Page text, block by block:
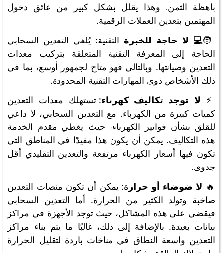
باهظة الثمن. وهذا يقلل بشكل كبير من عائق دخول
المهتمين بتعدين العملات الرقمية.
🧑‍💻 لا حاجة للخبرةالتقنية: يُلغي التعدين السحابي
الحاجة إلى المعرفة التقنية المتعلقة بتركيب معدات
التعدين وصيانتها. وبالتالي فهو متاح لجمهور أوسع، بما في
ذلك الأشخاص ذوي المهارات التقنية المحدودة.
⚡ لا توجد تكاليف كهرباء: تستهلك معدات التعدين
كميات كبيرة من الكهرباء. مع التعدين السحابي، لا داعي
للقلق بشأن فواتير الكهرباء، حيث يغطي مقدم الخدمة
هذه التكاليف. يمكن أن يكون هذا مفيدًا في المناطق التي
تكون فيها أسعار الكهرباء مرتفعة والتعدين التقليدي أقل
جدوى.
🔥 لا ضوضاء أو حرارة: يمكن أن تكون منصات التعدين
صاخبة وتولد الكثير من الحرارة. أما التعدين السحابي
فيقضي على هذه المشاكل، حيث توجد الأجهزة في مراكز
بيانات بعيدة. بالإضافة إلى ذلك، غالبًا ما يتم بناء مراكز
التعدين واسعة النطاق في مناخات باردة لتقليل الحرارة